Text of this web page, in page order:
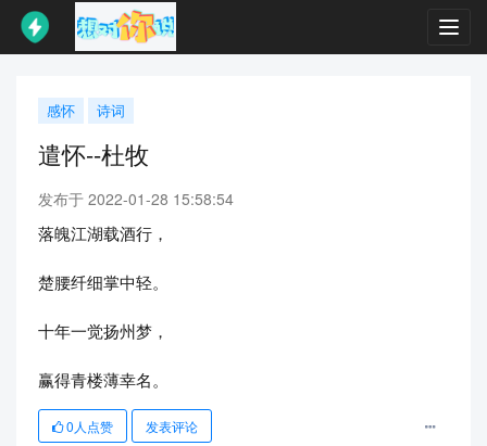
感怀 诗词
遣怀--杜牧
发布于 2022-01-28 15:58:54
落魄江湖载酒行，
楚腰纤细掌中轻。
十年一觉扬州梦，
赢得青楼薄幸名。
0 人点赞 发表评论